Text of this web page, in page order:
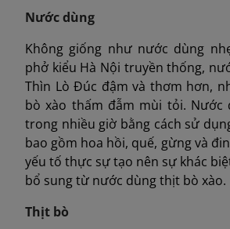
Nước dùng
Không giống như nước dùng
phở kiểu Hà Nội truyền thống,
Thìn Lò Đúc đậm và thơm hơn,
bò xào thấm đẫm mùi tỏi. Nước
trong nhiều giờ bằng cách sử
bao gồm hoa hồi, quế, gừng và
yếu tố thực sự tạo nên sự khác
bổ sung từ nước dùng thịt bò xào.
Thịt bò